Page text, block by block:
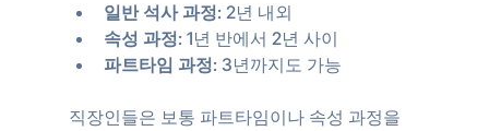
일반 석사 과정: 2년 내외
속성 과정: 1년 반에서 2년 사이
파트타임 과정: 3년까지도 가능
직장인들은 보통 파트타임이나 속성 과정을